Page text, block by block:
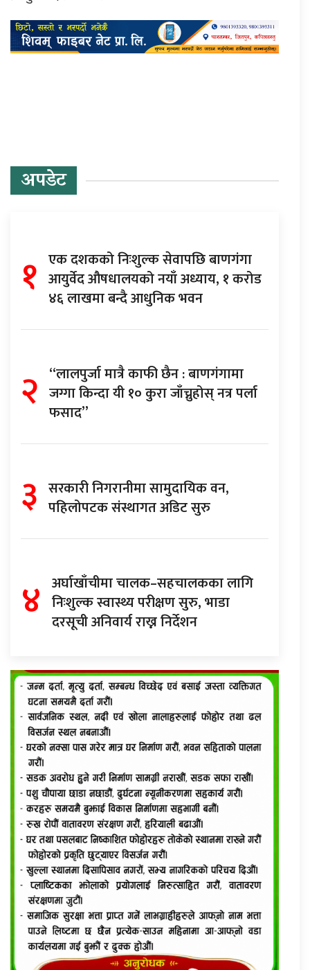
अपडेट
१ एक दशकको निःशुल्क सेवापछि बाणगंगा
आयुर्वेद औषधालयको नयाँ अध्याय, १ करोड
४६ लाखमा बन्दै आधुनिक भवन
२ “लालपुर्जा मात्रै काफी छैन : बाणगंगामा
जग्गा किन्दा यी १० कुरा जाँच्नुहोस् नत्र पर्ला
फसाद”
३ सरकारी निगरानीमा सामुदायिक वन,
पहिलोपटक संस्थागत अडिट सुरु
४ अर्घाखाँचीमा चालक–सहचालकका लागि
निःशुल्क स्वास्थ्य परीक्षण सुरु, भाडा
दरसूची अनिवार्य राख्न निर्देशन